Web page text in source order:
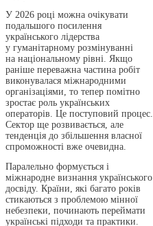
У 2026 році можна очікувати
подальшого посилення
українського лідерства
у гуманітарному розмінуванні
на національному рівні. Якщо
раніше переважна частина робіт
виконувалася міжнародними
організаціями, то тепер помітно
зростає роль українських
операторів. Це поступовий процес.
Сектор ще розвивається, але
тенденція до збільшення власної
спроможності вже очевидна.
Паралельно формується і
міжнародне визнання українського
досвіду. Країни, які багато років
стикаються з проблемою мінної
небезпеки, починають переймати
українські підходи та практики.